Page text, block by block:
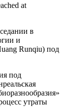
at
в
и
Runqiu) под
под
утраты